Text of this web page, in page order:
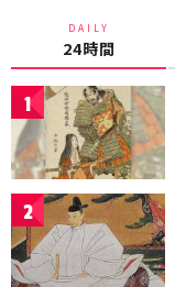
DAILY
24時間
1
2